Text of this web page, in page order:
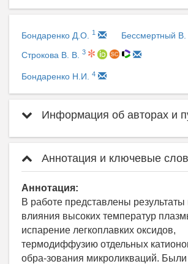
Бондаренко Д.О. 1 Бессмертный В.
Строкова В. В. 3
Бондаренко Н.И. 4
Информация об авторах и
Аннотация и ключевые
Аннотация:
В работе представлены
влияния высоких температур
испарение легкоплавких оксидов,
термодиффузию отдельных
обра-зования микроликваций.